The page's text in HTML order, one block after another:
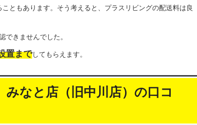
ともあります。そう考えると、プラスリビングの配送料は良
できませんでした。
置までしてもらえます。
なと店（旧中川店）の口コ